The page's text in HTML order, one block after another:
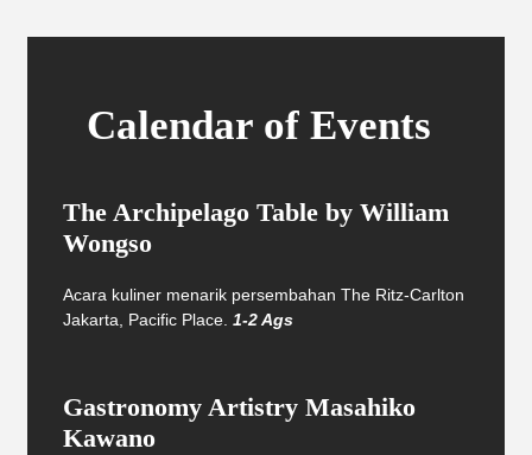
Calendar of Events
The Archipelago Table by William
Wongso
Acara kuliner menarik persembahan The Ritz-Carlton
Jakarta, Pacific Place. 1-2 Ags
Gastronomy Artistry Masahiko
Kawano